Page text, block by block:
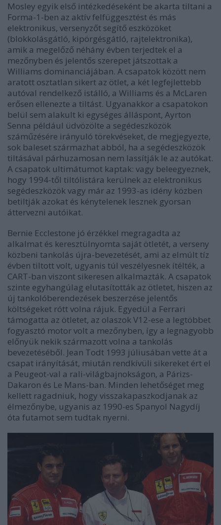
Mosley egyik első intézkedéseként be akarta tiltani a
Forma-1-ben az aktív felfüggesztést és más
elektronikus, versenyzőt segítő eszközöket
(blokkolásgátló, kipörgésgátló, rajtelektronika),
amik a megelőző néhány évben terjedtek el a
mezőnyben és jelentős szerepet játszottak a
Williams dominanciájában. A csapatok között nem
aratott osztatlan sikert az ötlet, a két legfejlettebb
autóval rendelkező istálló, a Williams és a McLaren
erősen ellenezte a tiltást. Ugyanakkor a csapatokon
belül sem alakult ki egységes álláspont, Ayrton
Senna például üdvözölte a segédeszközök
száműzésére irányuló törekvéseket, de megjegyezte,
sok baleset származhat abból, ha a segédeszközök
tiltásával párhuzamosan nem lassítják le az autókat.
A csapatok ultimátumot kaptak: vagy beleegyeznek,
hogy 1994-től tiltólistára kerülnek az elektronikus
segédeszközök vagy már az 1993-as idény közben
betiltják azokat és kénytelenek lesznek gyorsan
áttervezni autóikat.
Bernie Ecclestone jó érzékkel megragadta az
alkalmat és keresztülnyomta saját ötletét, a verseny
közbeni tankolás újra-bevezetését, ami az elmúlt tíz
évben tiltott volt, ugyanis túl veszélyesnek ítélték, a
CART-ban viszont sikeresen alkalmazták. A csapatok
szinte egyhangúlag elutasították az ötletet, hiszen az
új tankolóberendezések beszerzése jelentős
költségeket rótt volna rájuk. Egyedül a Ferrari
támogatta az ötletet, az olaszok V12-ese a legtöbbet
fogyasztó motor volt a mezőnyben, így a legnagyobb
előnyük nekik származott volna a tankolás
bevezetéséből. Jean Todt 1993 júliusában vette át a
csapat irányítását, miután rendkívüli sikereket ért el
a Peugeot-val a rali-világbajnokságon, a Párizs-
Dakaron és Le Mans-ban. Minden lehetőséget meg
kellett ragadniuk, hogy visszakapaszkodjanak az
élmezőnybe, ugyanis az 1990-es Spanyol Nagydíj
óta futamot sem tudtak nyerni.